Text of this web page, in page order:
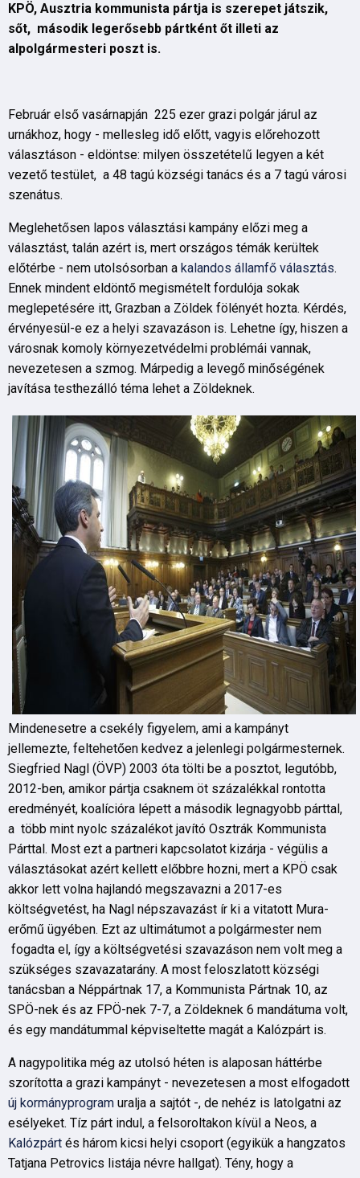
KPÖ, Ausztria kommunista pártja is szerepet játszik,
sőt, második legerősebb pártként őt illeti az
alpolgármesteri poszt is.
Február első vasárnapján 225 ezer grazi polgár járul az
urnákhoz, hogy - mellesleg idő előtt, vagyis előrehozott
választáson - eldöntse: milyen összetételű legyen a két
vezető testület, a 48 tagú községi tanács és a 7 tagú városi
szenátus.
Meglehetősen lapos választási kampány előzi meg a
választást, talán azért is, mert országos témák kerültek
előtérbe - nem utolsósorban a kalandos államfő választás.
Ennek mindent eldöntő megismételt fordulója sokak
meglepetésére itt, Grazban a Zöldek fölényét hozta. Kérdés,
érvényesül-e ez a helyi szavazáson is. Lehetne így, hiszen a
városnak komoly környezetvédelmi problémái vannak,
nevezetesen a szmog. Márpedig a levegő minőségének
javítása testhezálló téma lehet a Zöldeknek.
Mindenesetre a csekély figyelem, ami a kampányt
jellemezte, feltehetően kedvez a jelenlegi polgármesternek.
Siegfried Nagl (ÖVP) 2003 óta tölti be a posztot, legutóbb,
2012-ben, amikor pártja csaknem öt százalékkal rontotta
eredményét, koalícióra lépett a második legnagyobb párttal,
a több mint nyolc százalékot javító Osztrák Kommunista
Párttal. Most ezt a partneri kapcsolatot kizárja - végülis a
választásokat azért kellett előbbre hozni, mert a KPÖ csak
akkor lett volna hajlandó megszavazni a 2017-es
költségvetést, ha Nagl népszavazást ír ki a vitatott Mura-
erőmű ügyében. Ezt az ultimátumot a polgármester nem
fogadta el, így a költségvetési szavazáson nem volt meg a
szükséges szavazatarány. A most feloszlatott községi
tanácsban a Néppártnak 17, a Kommunista Pártnak 10, az
SPÖ-nek és az FPÖ-nek 7-7, a Zöldeknek 6 mandátuma volt,
és egy mandátummal képviseltette magát a Kalózpárt is.
A nagypolitika még az utolsó héten is alaposan háttérbe
szorította a grazi kampányt - nevezetesen a most elfogadott
új kormányprogram uralja a sajtót -, de nehéz is latolgatni az
esélyeket. Tíz párt indul, a felsoroltakon kívül a Neos, a
Kalózpárt és három kicsi helyi csoport (egyikük a hangzatos
Tatjana Petrovics listája névre hallgat). Tény, hogy a